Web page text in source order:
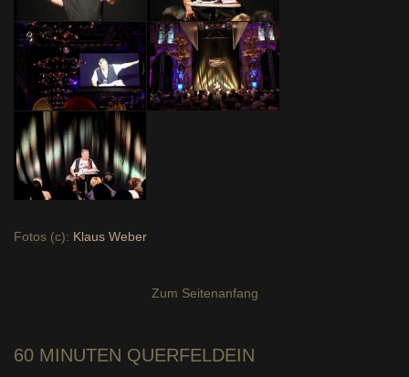
Fotos (c): Klaus Weber
Zum Seitenanfang
60 MINUTEN QUERFELDEIN